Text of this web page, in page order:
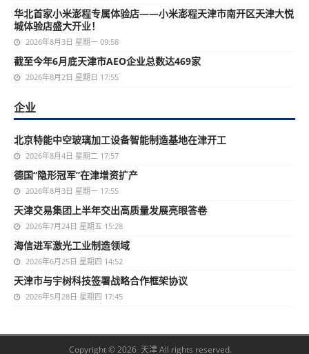
华北首家小米澎程专属体验店——小米澎程天津市南开区天津大悦
城体验店盛大开业！
2026年8月3日 星期一 09:58
截至今年6月底天津市AEO企业总数达469家
2026年8月2日 星期日 17:55
企业
北京特能中空玻璃加工设备智能制造基地在津开工
2026年8月4日 星期二 17:57
德国“隐形冠军”在津增资扩产
2026年8月3日 星期一 17:55
天津交易集团上半年交出高质量发展亮眼答卷
2026年7月24日 星期五 15:28
海信进军激光工业制造领域
2026年6月25日 星期四 14:52
天津市与宇树科技签署战略合作框架协议
2026年5月28日 星期四 17:45
Copyright © 2026 天津 All rights reserved.